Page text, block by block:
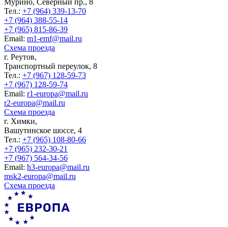
Мурино, Северный пр., 8
Тел.: +7 (964) 339-13-70
+7 (964) 388-55-14
+7 (965) 815-86-39
Еmail: m1-emf@mail.ru
Схема проезда
г. Реутов,
Транспортный переулок, 8
Тел.: +7 (967) 128-59-73
+7 (967) 128-59-74
Еmail: r1-europa@mail.ru
r2-europa@mail.ru
Схема проезда
г. Химки,
Вашутинское шоссе, 4
Тел.: +7 (965) 108-80-66
+7 (965) 232-30-21
+7 (967) 564-34-56
Еmail: h3-europa@mail.ru
msk2-europa@mail.ru
Схема проезда